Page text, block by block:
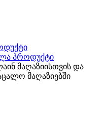
პროდუქტი
მაღაზიისთვის და
მაღაზიებში